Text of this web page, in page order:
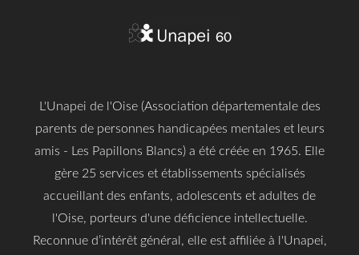
L'Unapei de l'Oise (Association départementale des
parents de personnes handicapées mentales et leurs
amis - Les Papillons Blancs) a été créée en 1965. Elle
gère 25 services et établissements spécialisés
accueillant des enfants, adolescents et adultes de
l'Oise, porteurs d'une déficience intellectuelle.
Reconnue d’intérêt général, elle est affiliée à l'Unapei,